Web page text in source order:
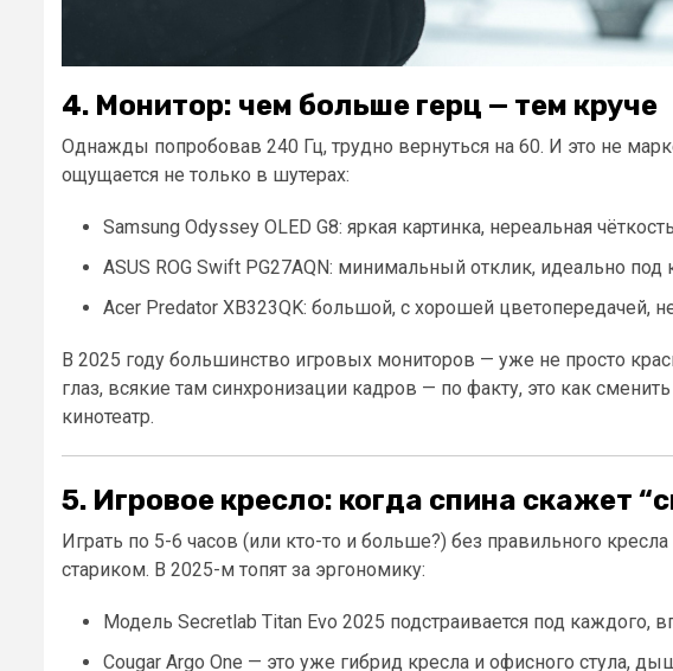
4. Монитор: чем больше герц — тем круче
Однажды попробовав 240 Гц, трудно вернуться на 60. И это не
ощущается не только в шутерах:
Samsung Odyssey OLED G8: яркая картинка, нереальная
ASUS ROG Swift PG27AQN: минимальный отклик, идеально под
Acer Predator XB323QK: большой, с хорошей цветопередачей,
В 2025 году большинство игровых мониторов — уже не просто
глаз, всякие там синхронизации кадров — по факту, это как
кинотеатр.
5. Игровое кресло: когда спина скажет
Играть по 5-6 часов (или кто-то и больше?) без правильного
стариком. В 2025-м топят за эргономику:
Модель Secretlab Titan Evo 2025 подстраивается под каждого,
Cougar Argo One — это уже гибрид кресла и офисного стула,